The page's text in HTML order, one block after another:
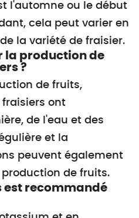
l'automne ou le début
cela peut varier en
la variété de fraisier.
la production de
?
de fruits,
ont
de l'eau et des
et la
peuvent également
de fruits.
est recommandé